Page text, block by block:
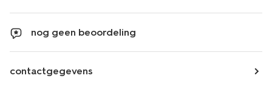
nog geen beoordeling
contactgegevens